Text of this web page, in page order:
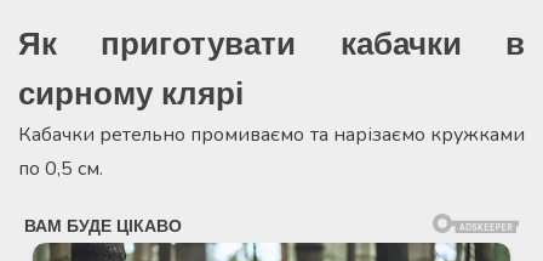
Як приготувати кабачки в
сирному клярі
Кабачки ретельно промиваємо та нарізаємо кружками
по 0,5 см.